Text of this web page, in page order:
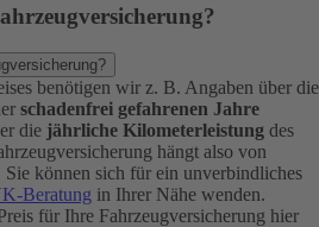
benötigen wir z. B. Angaben über die
schadenfrei gefahrenen Jahre
die jährliche Kilometerleistung des
hängt also von
Sie können sich für ein unverbindliches
Beratung in Ihrer Nähe wenden.
für Ihre Fahrzeugversicherung hier